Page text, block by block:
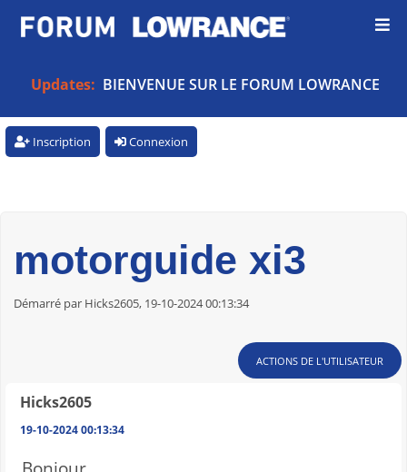
Updates: BIENVENUE SUR LE FORUM LOWRANCE
Inscription Connexion
motorguide xi3
Démarré par Hicks2605, 19-10-2024 00:13:34
ACTIONS DE L'UTILISATEUR
Hicks2605
19-10-2024 00:13:34